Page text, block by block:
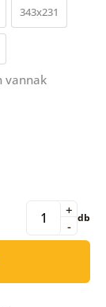
343x231
vannak
-
+ db